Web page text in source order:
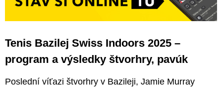
Tenis Bazilej Swiss Indoors 2025 –
program a výsledky štvorhry, pavúk
Poslední víťazi štvorhry v Bazileji, Jamie Murray